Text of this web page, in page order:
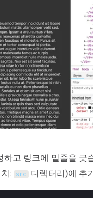
고 링크에 밑줄을 긋
: src 디렉터리)에 추